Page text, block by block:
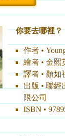
你要去哪裡？
作者 •
繪者 • 金熙
譯者 • 顏如
出版 • 聯
限公司
ISBN •